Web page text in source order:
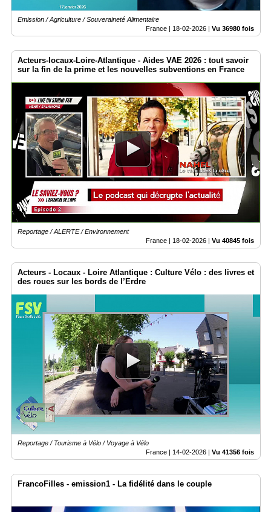
Emission / Agriculture / Souveraineté Alimentaire
France | 18-02-2026 | Vu 36980 fois
Acteurs-locaux-Loire-Atlantique - Aides VAE 2026 : tout savoir
sur la fin de la prime et les nouvelles subventions en France
Reportage / ALERTE / Environnement
France | 18-02-2026 | Vu 40845 fois
Acteurs - Locaux - Loire Atlantique : Culture Vélo : des livres et
des roues sur les bords de l’Erdre
Reportage / Tourisme à Vélo / Voyage à Vélo
France | 14-02-2026 | Vu 41356 fois
FrancoFilles - emission1 - La fidélité dans le couple